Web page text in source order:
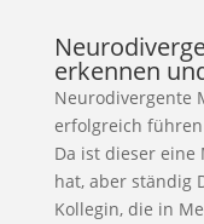
erkennen
Neurodivergente
erfolgreich
Da ist dieser
hat, aber ständig
Kollegin, die in